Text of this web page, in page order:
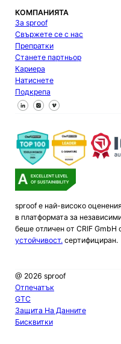
КОМПАНИЯТА
За sproof
Свържете се с нас
Препратки
Станете партньор
Кариера
Натиснете
Подкрепа
Следвайте ни във
Следвайте ни в X
Следвайте ни в
sproof е най-високо
в платформата за
беше отличен от CRIF GmbH
устойчивост.сертифициран.
@ 2026 sproof
Отпечатък
GTC
Защита На Данните
Бисквитки